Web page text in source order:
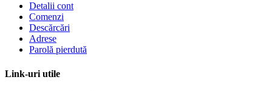
Detalii cont
Comenzi
Descărcări
Adrese
Parolă pierdută
Link-uri utile